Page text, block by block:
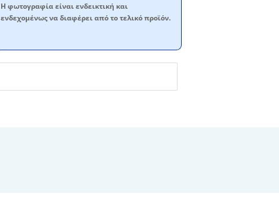
Η φωτογραφία είναι ενδεικτική και
ενδεχομένως να διαφέρει από το τελικό προϊόν.